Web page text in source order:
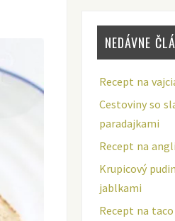
NEDÁVNE
Recept na
Cestoviny so
paradajkami
Recept na
Krupicový
jablkami
Recept na